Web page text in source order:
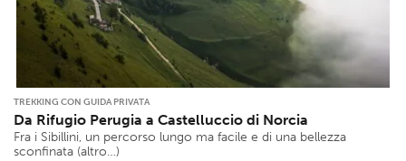
TREKKING CON GUIDA PRIVATA
Da Rifugio Perugia a Castelluccio di Norcia
Fra i Sibillini, un percorso lungo ma facile e di una bellezza
sconfinata (altro…)